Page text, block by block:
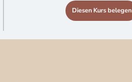
Diesen Kurs belegen